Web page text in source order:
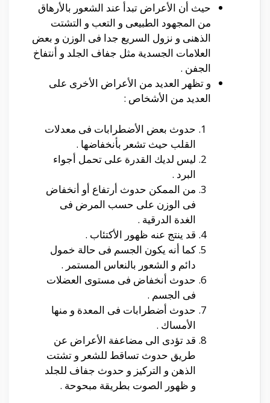
حيث أن الأعراض تبدأ عند الشعور بالأرهاق
من المجهود الطبيعى و التعب و التشتت
الذهنى و نزول السريع جدا فى الوزن و بعض
العلامات الجسدية مثل جفاف الجلد و أنتفاخ
الجفن .
و تظهر العديد من الأعراض الأخرى على
العديد من الأشخاص :
حدوث بعض الأضطرابات فى معدلات
القلب حيث تشعر بأنخفاضها .
ليس لديك القدرة على تحمل أجواء
البرد .
من الممكن حدوث أرتفاع أو أنخفاض
فى الوزن على حسب المرض فى
الغدة الدرقية .
قد ينتج عنه ظهور الأكتئاب .
كما أنه يكون الجسم فى حالة خمول
دائم و الشعور بالنعاس المستمر .
حدوث أنخفاض فى مستوى العضلات
فى الجسم .
حدوث أضطرابات فى المعدة و منها
الأمساك .
قد تؤدى الى مضاعفة الأعراض عن
طريق حدوث تساقط للشعر و تشتت
الذهن و التركيز و حدوث جفاف للجلد
و ظهور الصوت بطريقة مبحوحة .